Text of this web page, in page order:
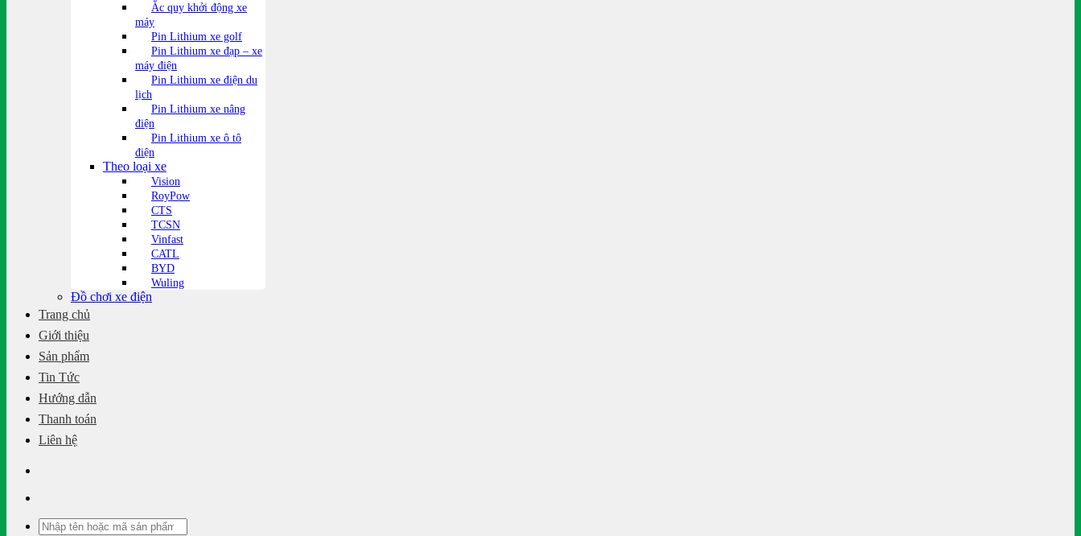
Ắc quy khởi động xe
máy
Pin Lithium xe golf
Pin Lithium xe đạp – xe
máy điện
Pin Lithium xe điện du
lịch
Pin Lithium xe nâng
điện
Pin Lithium xe ô tô
điện
Theo loại xe
Vision
RoyPow
CTS
TCSN
Vinfast
CATL
BYD
Wuling
Đồ chơi xe điện
Trang chủ
Giới thiệu
Sản phẩm
Tin Tức
Hướng dẫn
Thanh toán
Liên hệ
Tìm